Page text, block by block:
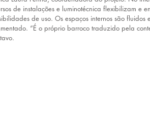
de instalações e luminotécnica flexibilizam e
de uso. Os espaços internos são fluidos
“É o próprio barroco traduzido pela